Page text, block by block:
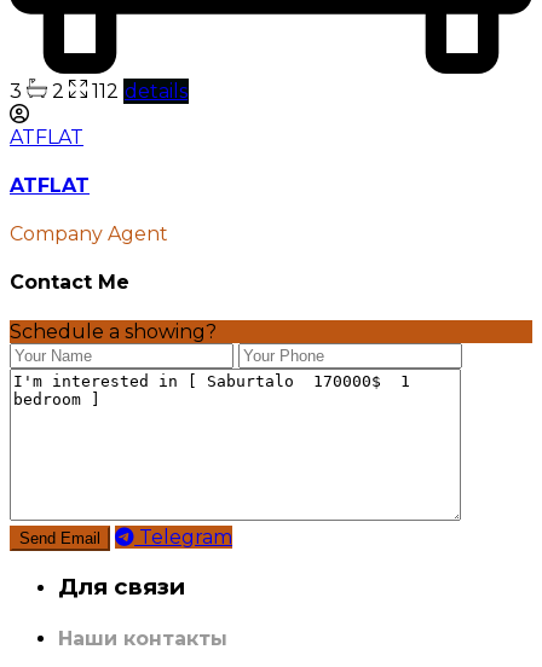
3 2 112 details
ATFLAT
ATFLAT
Company Agent
Contact Me
Schedule a showing?
Telegram
Для связи
Наши контакты